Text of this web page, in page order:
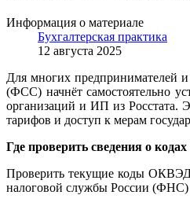
Информация о материале
Бухгалтерская практика
12 августа 2025
Для многих предпринимателей и
(ФСС) начнёт самостоятельно
организаций и ИП из Росстата.
тарифов и доступ к мерам
Где проверить сведения о
Проверить текущие коды
налоговой службы России